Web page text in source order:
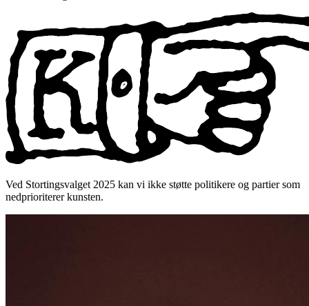
Ved Stortingsvalget 2025 kan vi ikke støtte politikere og partier som
nedprioriterer kunsten.